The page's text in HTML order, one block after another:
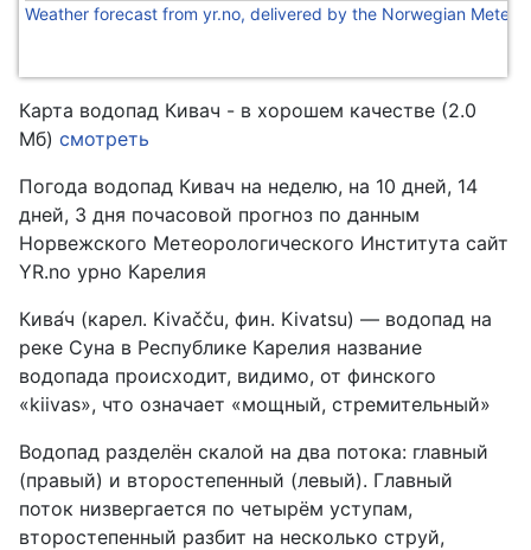
Weather forecast from yr.no, delivered by the Norwegian
Карта водопад Кивач - в хорошем качестве (2.0
Мб) смотреть
Погода водопад Кивач на неделю, на 10 дней, 14
дней, 3 дня почасовой прогноз по данным
Норвежского Метеорологического Института сайт
YR.no урно Карелия
Кива́ч (карел. Kivačču, фин. Kivatsu) — водопад на
реке Суна в Республике Карелия название
водопада происходит, видимо, от финского
«kiivas», что означает «мощный, стремительный»
Водопад разделён скалой на два потока: главный
(правый) и второстепенный (левый). Главный
поток низвергается по четырём уступам,
второстепенный разбит на несколько струй,